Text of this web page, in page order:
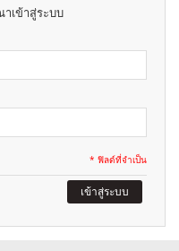
เข้าสู่ระบบ
* ฟิลด์ที่จำเป็น
เข้าสู่ระบบ